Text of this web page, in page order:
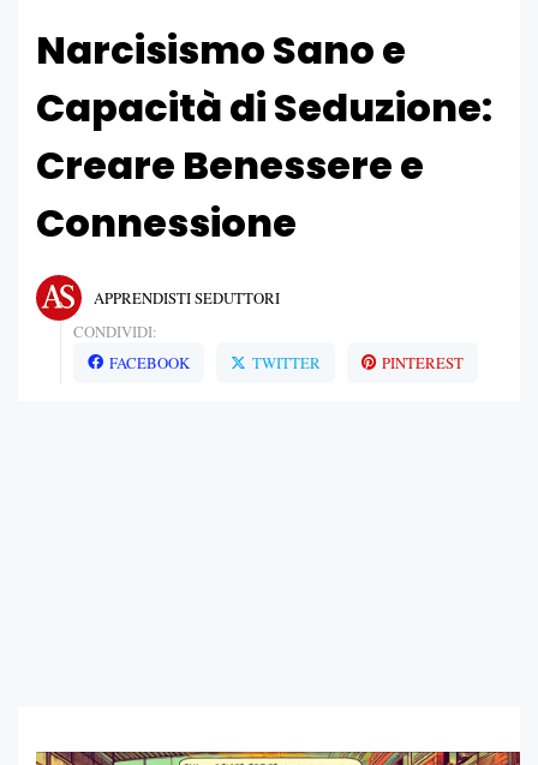
Narcisismo Sano e
Capacità di Seduzione:
Creare Benessere e
Connessione
APPRENDISTI SEDUTTORI
CONDIVIDI:
FACEBOOK
TWITTER PINTEREST